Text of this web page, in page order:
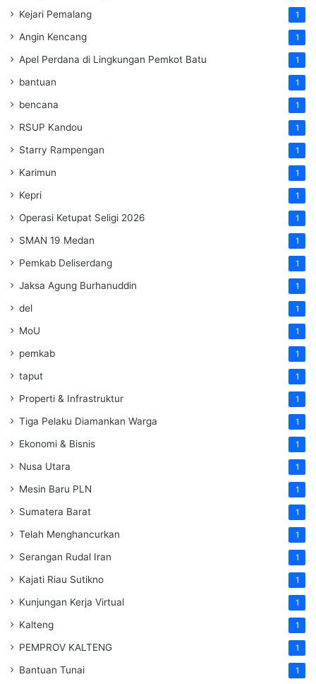
Kejari Pemalang 1
Angin Kencang 1
Apel Perdana di Lingkungan Pemkot Batu 1
bantuan 1
bencana 1
RSUP Kandou 1
Starry Rampengan 1
Karimun 1
Kepri 1
Operasi Ketupat Seligi 2026 1
SMAN 19 Medan 1
Pemkab Deliserdang 1
Jaksa Agung Burhanuddin 1
del 1
MoU 1
pemkab 1
taput 1
Properti & Infrastruktur 1
Tiga Pelaku Diamankan Warga 1
Ekonomi & Bisnis 1
Nusa Utara 1
Mesin Baru PLN 1
Sumatera Barat 1
Telah Menghancurkan 1
Serangan Rudal Iran 1
Kajati Riau Sutikno 1
Kunjungan Kerja Virtual 1
Kalteng 1
PEMPROV KALTENG 1
Bantuan Tunai 1